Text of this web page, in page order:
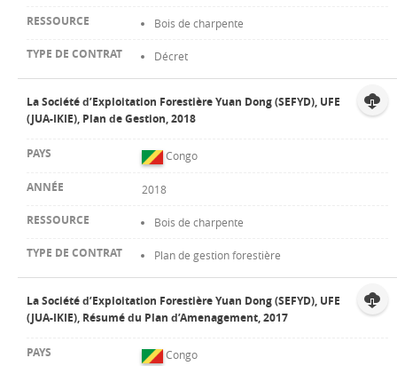
Bois de charpente
Décret
La Société d’Exploitation Forestière Yuan Dong (SEFYD), UFE
(JUA-IKIE), Plan de Gestion, 2018
Congo
2018
Bois de charpente
Plan de gestion forestière
La Société d’Exploitation Forestière Yuan Dong (SEFYD), UFE
(JUA-IKIE), Résumé du Plan d’Amenagement, 2017
Congo